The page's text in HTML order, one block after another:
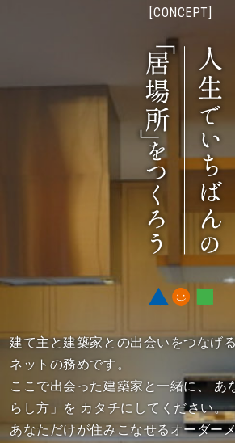
[CONCEPT]
建て主と建築家との出会いをつなげ
ネットの務めです。
ここで出会った建築家と一緒に、
あ
らし方」を カタチにしてください。
あなただけが住みこなせるオーダー